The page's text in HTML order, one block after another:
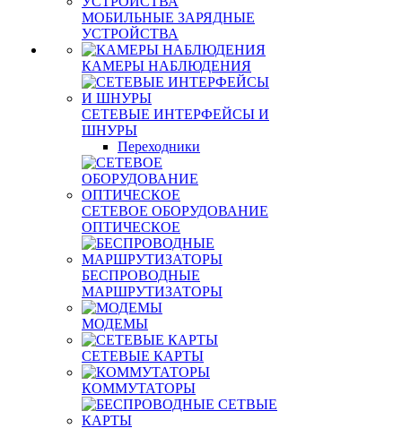
МОБИЛЬНЫЕ ЗАРЯДНЫЕ
УСТРОЙСТВА
КАМЕРЫ НАБЛЮДЕНИЯ
СЕТЕВЫЕ ИНТЕРФЕЙСЫ И
ШНУРЫ
Переходники
СЕТЕВОЕ ОБОРУДОВАНИЕ
ОПТИЧЕСКОЕ
БЕСПРОВОДНЫЕ
МАРШРУТИЗАТОРЫ
МОДЕМЫ
СЕТЕВЫЕ КАРТЫ
КОММУТАТОРЫ